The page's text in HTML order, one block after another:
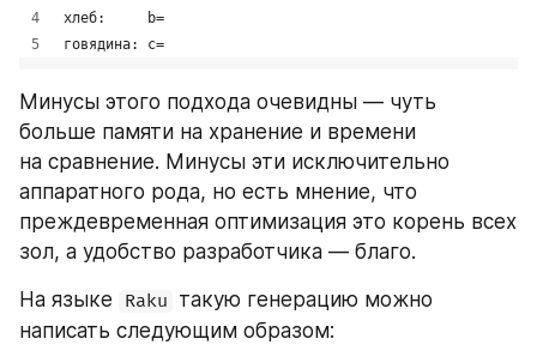
Минусы этого подхода очевидны — чуть
больше памяти на хранение и времени
на сравнение. Минусы эти исключительно
аппаратного рода, но есть мнение, что
преждевременная оптимизация это корень всех
зол, а удобство разработчика — благо.
На языке
Raku такую генерацию можно
написать следующим образом: